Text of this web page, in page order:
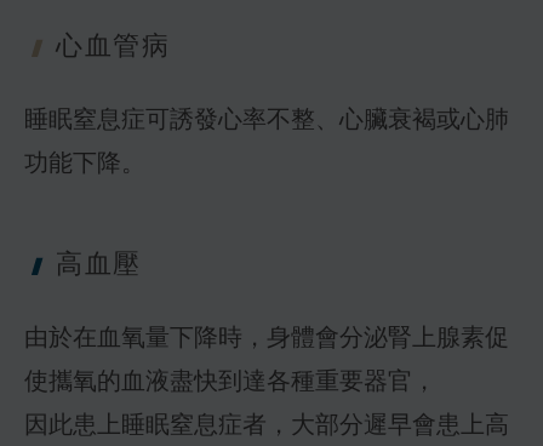
心血管病
睡眠窒息症可誘發心率不整、心臟衰褐或心肺
功能下降。
高血壓
由於在血氧量下降時，身體會分泌腎上腺素促
使攜氧的血液盡快到達各種重要器官，
因此患上睡眠窒息症者，大部分遲早會患上高